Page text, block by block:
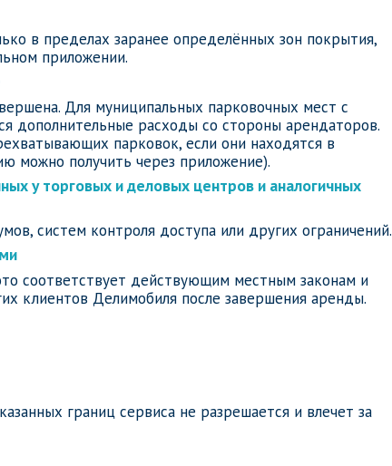
в пределах заранее определённых зон покрытия,
приложении.
Для муниципальных парковочных мест с
дополнительные расходы со стороны арендаторов.
парковок, если они находятся в
можно получить через приложение).
у торговых и деловых центров и аналогичных
систем контроля доступа или других ограничений.
соответствует действующим местным законам и
клиентов Делимобиля после завершения аренды.
границ сервиса не разрешается и влечет за